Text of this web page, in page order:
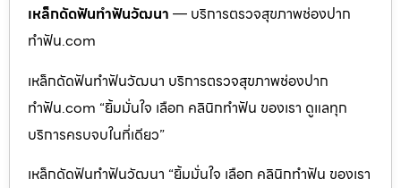
เหล็กดัดฟันทำฟันวัฒนา — บริการตรวจสุขภาพช่องปาก
ทำฟัน.com
เหล็กดัดฟันทำฟันวัฒนา บริการตรวจสุขภาพช่องปาก
ทำฟัน.com “ยิ้มมั่นใจ เลือก คลินิกทำฟัน ของเรา ดูแลทุก
บริการครบจบในที่เดียว”
เหล็กดัดฟันทำฟันวัฒนา “ยิ้มมั่นใจ เลือก คลินิกทำฟัน ของเรา